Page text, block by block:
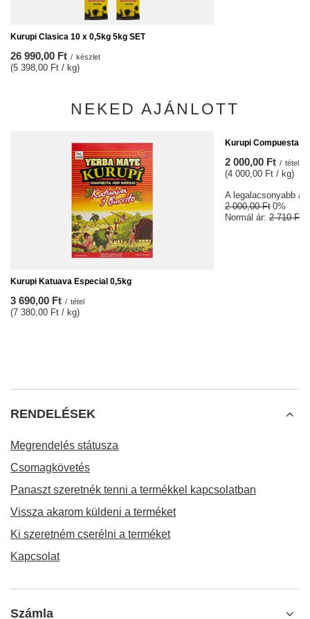
Kurupi Clasica 10 x 0,5kg 5kg SET
26 990,00 Ft / készlet
(5 398,00 Ft / kg)
NEKED AJÁNLOTT
Kurupi Katuava Especial 0,5kg
3 690,00 Ft / tétel
(7 380,00 Ft / kg)
Kurupi Compuesta
2 000,00 Ft / tétel
(4 000,00 Ft / kg)
A legalacsonyabb
2 000,00 Ft 0%
Normál ár: 2 710 Ft
RENDELÉSEK
Megrendelés státusza
Csomagkövetés
Panaszt szeretnék tenni a termékkel kapcsolatban
Vissza akarom küldeni a terméket
Ki szeretném cserélni a terméket
Kapcsolat
Számla